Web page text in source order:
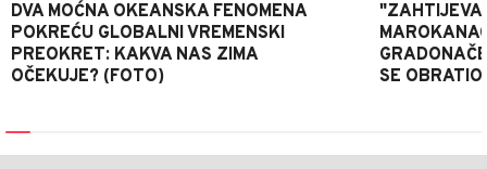
DVA MOĆNA OKEANSKA FENOMENA
POKREĆU GLOBALNI VREMENSKI
PREOKRET: KAKVA NAS ZIMA
OČEKUJE? (FOTO)
SE